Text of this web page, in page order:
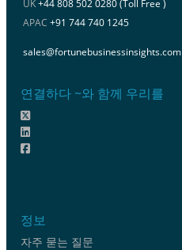
UK+44 808 502 0280 (Toll Free )
APAC +91 744 740 1245
sales@fortunebusinessinsights.com
연결하다 ~와 함께 우리를
정보
자주 묻는 질문